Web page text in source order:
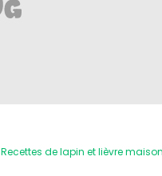
Recettes de lapin et lièvre maison